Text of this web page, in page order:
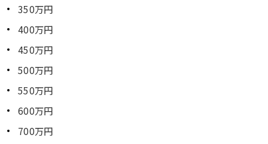
350万円
400万円
450万円
500万円
550万円
600万円
700万円